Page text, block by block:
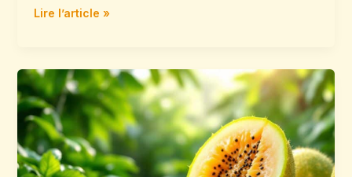
Lire l’article »
Jelly
melon
fruit
exotique
bienfaits
et